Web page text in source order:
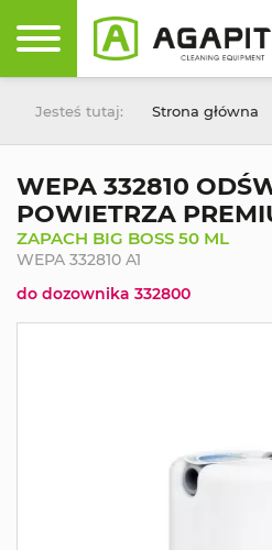
Jesteś tutaj: Strona główna
WEPA 332810
POWIETRZA
ZAPACH BIG BOSS 50 ML
WEPA 332810 A1
do dozownika 332800